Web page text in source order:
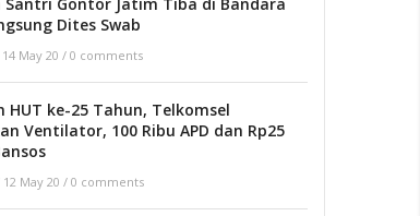
Dites Swab
14 May 20 / 0 comments
HUT ke-25 Tahun, Telkomsel
Ventilator, 100 Ribu APD dan Rp25
12 May 20 / 0 comments